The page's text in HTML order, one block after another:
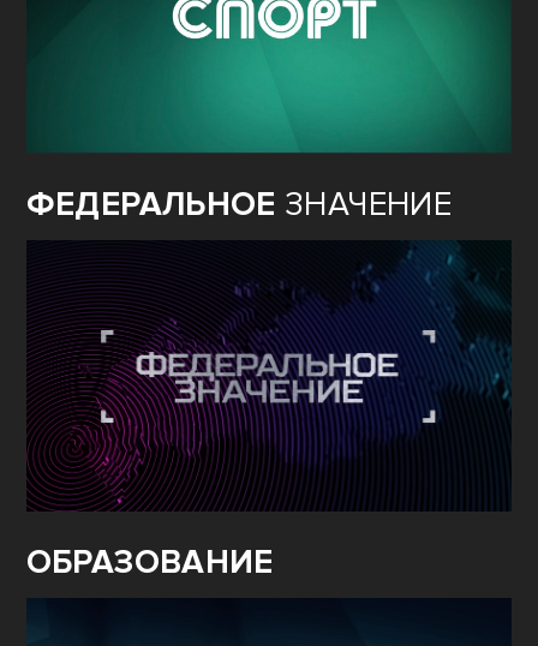
ФЕДЕРАЛЬНОЕ ЗНАЧЕНИЕ
ОБРАЗОВАНИЕ